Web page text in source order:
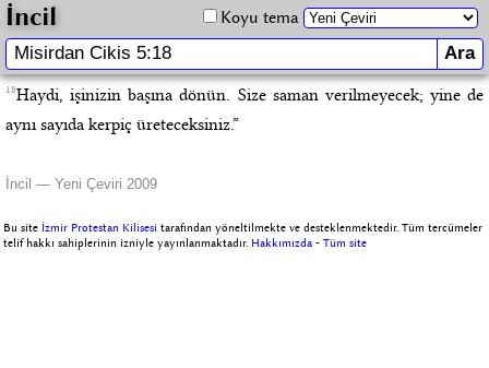
İncil Koyu tema
18Haydi, işinizin başına dönün. Size saman verilmeyecek; yine de
aynı sayıda kerpiç üreteceksiniz.”
İncil — Yeni Çeviri 2009
Bu site İzmir Protestan Kilisesi tarafından yöneltilmekte ve desteklenmektedir. Tüm tercümeler
telif hakkı sahiplerinin izniyle yayınlanmaktadır. Hakkımızda -Tüm site